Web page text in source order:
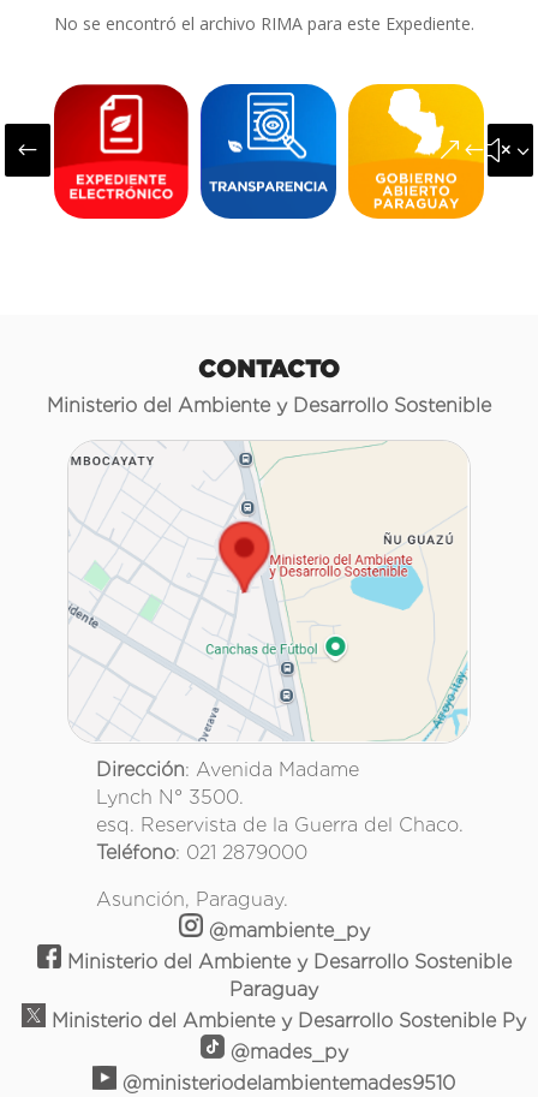
No se encontró el archivo RIMA para este Expediente.
#
CONTACTO
Ministerio del Ambiente y Desarrollo Sostenible
Dirección: Avenida Madame
Lynch N° 3500.
esq. Reservista de la Guerra del Chaco.
Teléfono: 021 2879000
Asunción, Paraguay.
@mambiente_py
Ministerio del Ambiente y Desarrollo Sostenible
Paraguay
Ministerio del Ambiente y Desarrollo Sostenible Py
@mades_py
@ministeriodelambientemades9510